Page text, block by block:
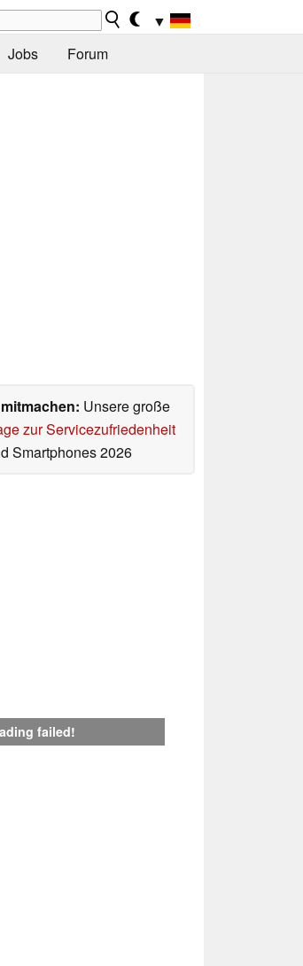
▼
Jobs Forum
Unsere große
zur Servicezufriedenheit
Smartphones 2026
failed!